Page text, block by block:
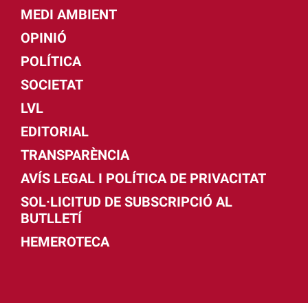
MEDI AMBIENT
OPINIÓ
POLÍTICA
SOCIETAT
LVL
EDITORIAL
TRANSPARÈNCIA
AVÍS LEGAL I POLÍTICA DE PRIVACITAT
SOL·LICITUD DE SUBSCRIPCIÓ AL
BUTLLETÍ
HEMEROTECA